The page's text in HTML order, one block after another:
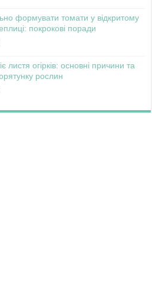
формувати томати у відкритому
покрокові поради
листя огірків: основні причини та
рослин